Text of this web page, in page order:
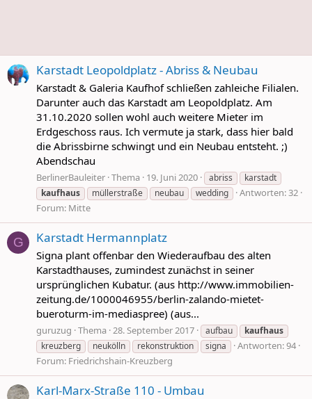
Karstadt Leopoldplatz - Abriss & Neubau
Karstadt & Galeria Kaufhof schließen zahleiche Filialen.
Darunter auch das Karstadt am Leopoldplatz. Am
31.10.2020 sollen wohl auch weitere Mieter im
Erdgeschoss raus. Ich vermute ja stark, dass hier bald
die Abrissbirne schwingt und ein Neubau entsteht. ;)
Abendschau
BerlinerBauleiter Thema 19. Juni 2020 abriss
karstadt
kaufhaus
müllerstraße neubau wedding
Antworten: 32
Forum: Mitte
G Karstadt Hermannplatz
Signa plant offenbar den Wiederaufbau des alten
Karstadthauses, zumindest zunächst in seiner
ursprünglichen Kubatur. (aus http://www.immobilien-
zeitung.de/1000046955/berlin-zalando-mietet-
bueroturm-im-mediaspree) (aus...
guruzug Thema 28. September 2017 aufbau
kaufhaus
kreuzberg
neukölln rekonstruktion signa
Antworten: 94
Forum: Friedrichshain-Kreuzberg
Karl-Marx-Straße 110 - Umbau